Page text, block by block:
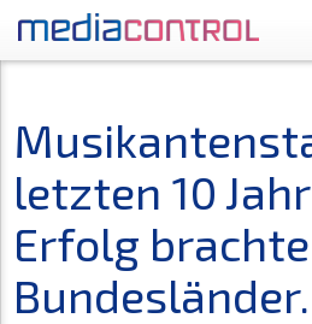
letzten 10
Erfolg
Bundesländer.